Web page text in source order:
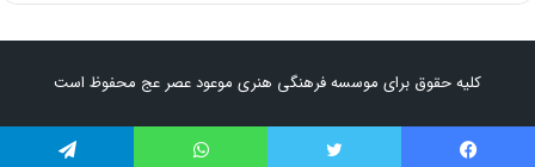
کلیه حقوق برای موسسه فرهنگی هنری موعود عصر عج محفوظ است